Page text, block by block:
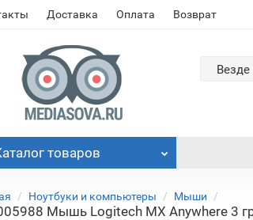
Доставка Оплата Возврат
Везде
товаров
Ноутбуки и компьютеры Мыши
Мышь Logitech MX Anywhere 3